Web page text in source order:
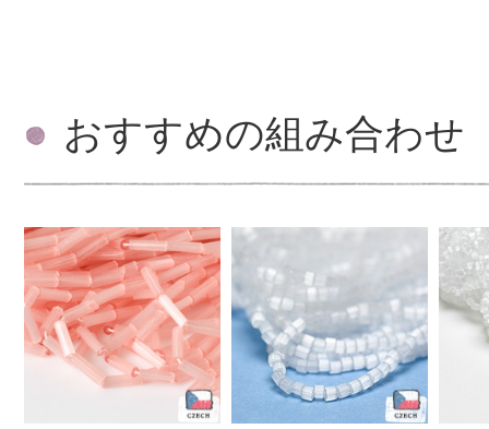
おすすめの組み合わせ